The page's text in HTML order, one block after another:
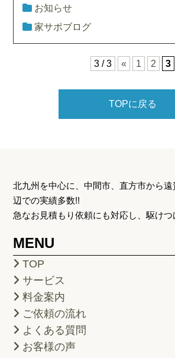
お知らせ
家サポブログ
3 / 3 « 1 2 3
TOPに戻る
北九州を中心に、中間市、直方市から
辺での実績多数!!
急なお見積もり依頼にも対応し、駆けつ
MENU
TOP
サービス
料金案内
ご依頼の流れ
よくある質問
お客様の声